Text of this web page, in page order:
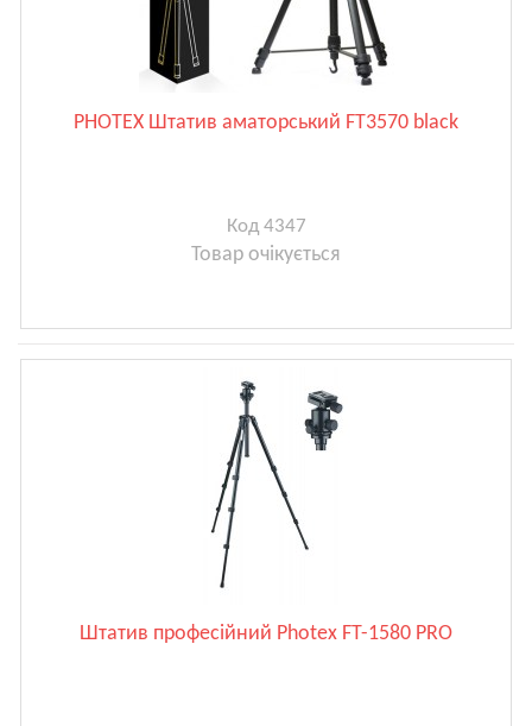
PHOTEX Штатив аматорський FT3570 black
Код 4347
Товар очікується
Штатив професійний Photex FT-1580 PRO